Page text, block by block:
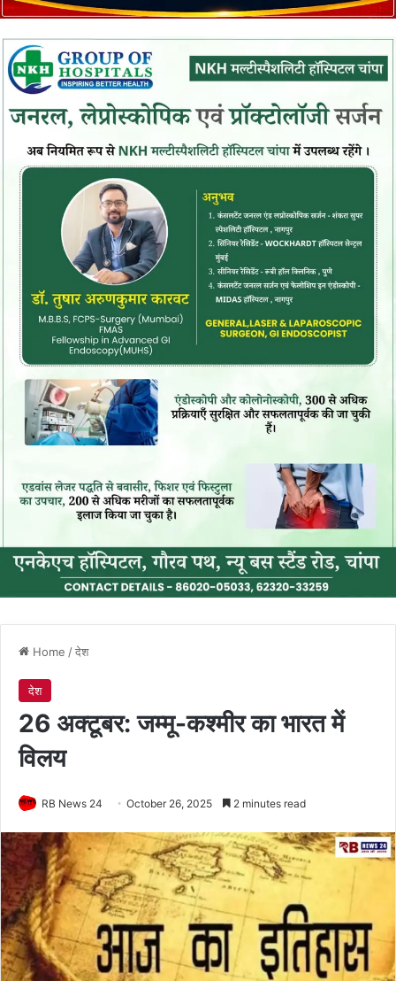
Home /देश
देश
26 अक्टूबर: जम्मू-कश्मीर का भारत में
विलय
RB News 24 October 26, 2025 2 minutes read